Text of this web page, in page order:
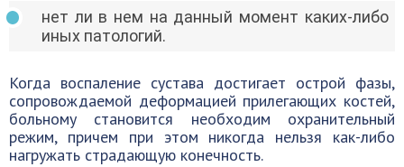
нет ли в нем на данный момент каких-либо
иных патологий.
Когда воспаление сустава достигает острой фазы,
сопровождаемой деформацией прилегающих костей,
больному становится необходим охранительный
режим, причем при этом никогда нельзя как-либо
нагружать страдающую конечность.